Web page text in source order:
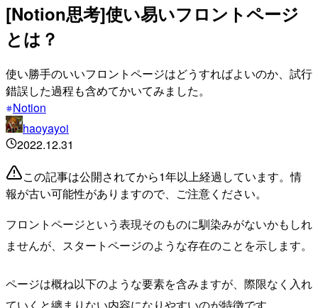
[Notion思考]使い易いフロントページ
とは？
使い勝手のいいフロントページはどうすればよいのか、試行
錯誤した過程も含めてかいてみました。
Notion
haoyayoi
2022.12.31
この記事は公開されてから1年以上経過しています。情
報が古い可能性がありますので、ご注意ください。
フロントページという表現そのものに馴染みがないかもしれ
ませんが、スタートページのような存在のことを示します。
ページは概ね以下のような要素を含みますが、際限なく入れ
ていくと纏まりない内容になりやすいのが特徴です。